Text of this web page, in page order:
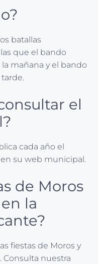
batallas
que el bando
mañana y el bando
el
cada año el
su web municipal.
de Moros
la
fiestas de Moros y
. Consulta nuestra